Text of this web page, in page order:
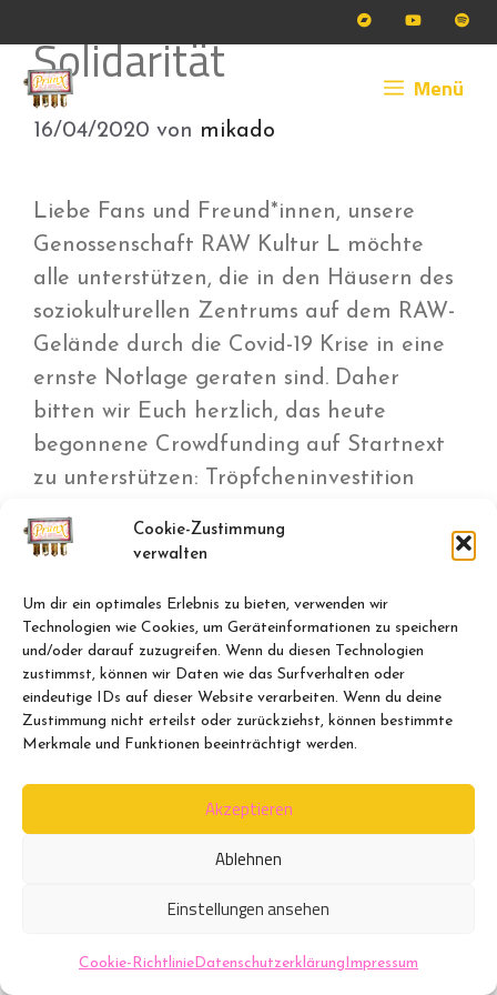
Cookie-Zustimmung
verwalten
Um dir ein optimales Erlebnis zu bieten, verwenden wir
Technologien wie Cookies, um Geräteinformationen zu speichern
und/oder darauf zuzugreifen. Wenn du diesen Technologien
zustimmst, können wir Daten wie das Surfverhalten oder
eindeutige IDs auf dieser Website verarbeiten. Wenn du deine
Zustimmung nicht erteilst oder zurückziehst, können bestimmte
Merkmale und Funktionen beeinträchtigt werden.
Akzeptieren
Ablehnen
Einstellungen ansehen
Cookie-RichtlinieDatenschutzerklärungImpressum
Inhalt
springen
Menü
Solidarität
16/04/2020 von mikado
Liebe Fans und Freund*innen, unsere
Genossenschaft RAW Kultur L möchte
alle unterstützen, die in den Häusern des
soziokulturellen Zentrums auf dem RAW-
Gelände durch die Covid-19 Krise in eine
ernste Notlage geraten sind. Daher
bitten wir Euch herzlich, das heute
begonnene Crowdfunding auf Startnext
zu unterstützen: Tröpfcheninvestition
Eure Spenden gehen zu 100% an die
Künstler*innen und …
Kategorien
news
Schlagwörter
Berlin,Crowdfunding,Hilfe,Kultur
Kunst ,Musik,Projekt, RAW,Soforthilfe,
Solidarität,Soziokultur
Datenschutzerklärung
Cookie-Richtlinie (EU)
© PrunX 2017 - 2026